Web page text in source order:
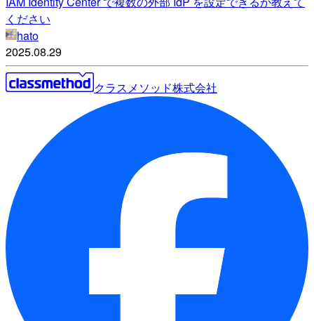
ください
hato
2025.08.29
クラスメソッド株式会社